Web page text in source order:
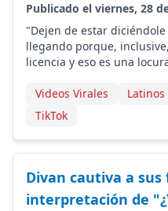
Publicado el viernes, 28
"Dejen de estar
llegando porque,
licencia y eso es una
Videos Virales Latinos
TikTok
Divan cautiva a sus
interpretación de